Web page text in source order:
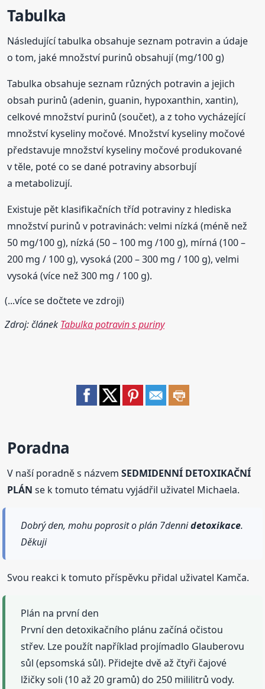
Tabulka
Následující tabulka obsahuje seznam potravin a údaje
o tom, jaké množství purinů obsahují (mg/100 g)
Tabulka obsahuje seznam různých potravin a jejich
obsah purinů (adenin, guanin, hypoxanthin, xantin),
celkové množství purinů (součet), a z toho vycházející
množství kyseliny močové. Množství kyseliny močové
představuje množství kyseliny močové produkované
v těle, poté co se dané potraviny absorbují
a metabolizují.
Existuje pět klasifikačních tříd potraviny z hlediska
množství purinů v potravinách: velmi nízká (méně než
50 mg/100 g), nízká (50 – 100 mg /100 g), mírná (100 –
200 mg / 100 g), vysoká (200 – 300 mg / 100 g), velmi
vysoká (více než 300 mg / 100 g).
(...více se dočtete ve zdroji)
Zdroj: článek Tabulka potravin s puriny
Poradna
V naší poradně s názvemSEDMIDENNÍ DETOXIKAČNÍ
PLÁN se k tomuto tématu vyjádřil uživatel Michaela.
Dobrý den, mohu poprosit o plán 7dennidetoxikace.
Děkuji
Svou reakci k tomuto příspěvku přidal uživatel Kamča.
Plán na první den
První den detoxikačního plánu začíná očistou
střev. Lze použít například projímadlo Glauberovu
sůl (epsomská sůl). Přidejte dvě až čtyři čajové
lžičky soli (10 až 20 gramů) do 250 mililitrů vody.